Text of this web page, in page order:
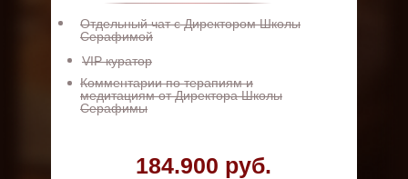
184.900 руб.
Отдельный чат с Директором Школы
Серафимой
VIP куратор
Комментарии по терапиям и
медитациям от Директора Школы
Серафимы